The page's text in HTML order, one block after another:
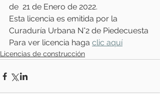
de  21 de Enero de 2022.
Esta licencia es emitida por la
Curaduría Urbana N°2 de Piedecuesta
Para ver licencia haga clic aquí
Licencias de construcción